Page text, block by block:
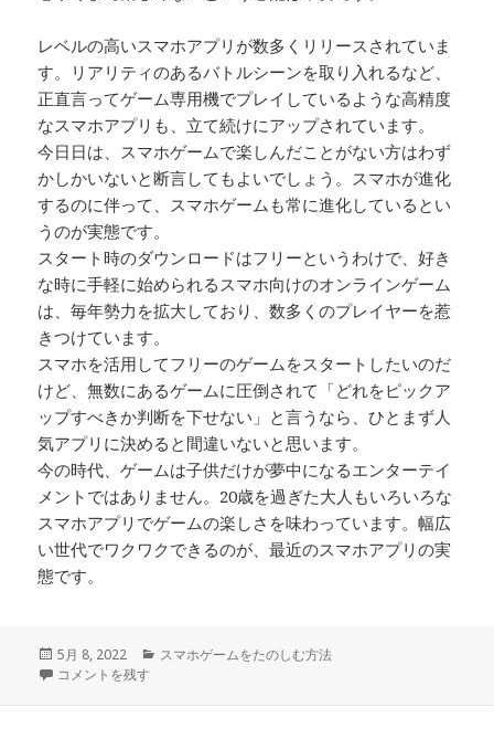
レベルの高いスマホアプリが数多くリリースされていま
す。リアリティのあるバトルシーンを取り入れるなど、
正直言ってゲーム専用機でプレイしているような高精度
なスマホアプリも、立て続けにアップされています。
今日日は、スマホゲームで楽しんだことがない方はわず
かしかいないと断言してもよいでしょう。スマホが進化
するのに伴って、スマホゲームも常に進化しているとい
うのが実態です。
スタート時のダウンロードはフリーというわけで、好き
な時に手軽に始められるスマホ向けのオンラインゲーム
は、毎年勢力を拡大しており、数多くのプレイヤーを惹
きつけています。
スマホを活用してフリーのゲームをスタートしたいのだ
けど、無数にあるゲームに圧倒されて「どれをピックア
ップすべきか判断を下せない」と言うなら、ひとまず人
気アプリに決めると間違いないと思います。
今の時代、ゲームは子供だけが夢中になるエンターテイ
メントではありません。20歳を過ぎた大人もいろいろな
スマホアプリでゲームの楽しさを味わっています。幅広
い世代でワクワクできるのが、最近のスマホアプリの実
態です。
投
稿
5月 8, 2022
カ
スマホゲームをたのしむ方法
手軽さばかりが注目されていたソーシャルゲームも…。 に
コメントを残す